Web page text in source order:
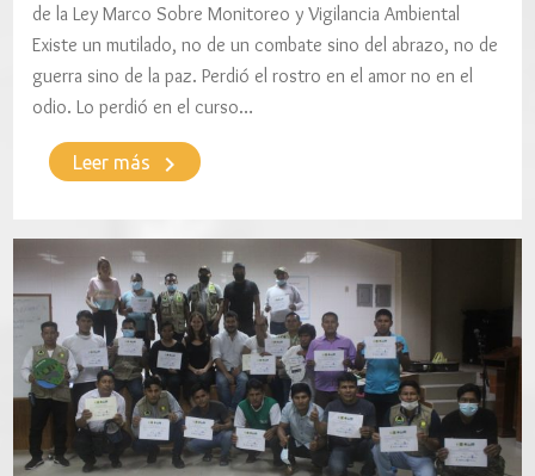
de la Ley Marco Sobre Monitoreo y Vigilancia Ambiental
Existe un mutilado, no de un combate sino del abrazo, no de
guerra sino de la paz. Perdió el rostro en el amor no en el
odio. Lo perdió en el curso…
Leer más keyboard_arrow_right